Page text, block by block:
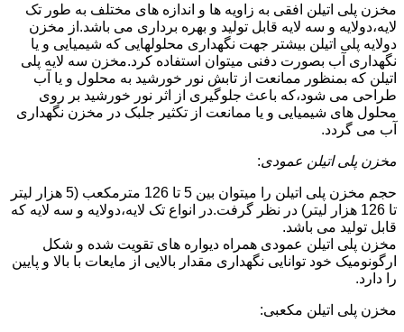
مخزن پلی اتیلن افقی به زاویه ها و اندازه های مختلف به طور تک
لایه،دولایه و سه لایه قابل تولید و بهره برداری می باشد.از مخزن
دولایه پلی اتیلن بیشتر جهت نگهداری محلولهایی که شیمیایی و یا
نگهداری آب بصورت دفنی میتوان استفاده کرد.مخزن سه لایه پلی
اتیلن که بمنظور ممانعت از تابش نور خورشید به محلول و یا آب
طراحی می شود،که باعث جلوگیری از اثر نور خورشید بر روی
محلول های شیمیایی و یا ممانعت از تکثیر جلبک در مخزن نگهداری
آب می گردد.
مخزن پلی اتیلن عمودی:
حجم مخزن پلی اتیلن را میتوان بین 5 تا 126 مترمکعب (5 هزار لیتر
تا 126 هزار لیتر) در نظر گرفت.در انواع تک لایه،دولایه و سه لایه که
قابل تولید می باشد.
مخزن پلی اتیلن عمودی همراه دیواره های تقویت شده و شکل
ارگونومیک خود توانایی نگهداری مقدار بالایی از مایعات با بالا و پایین
را دارد.
مخزن پلی اتیلن مکعبی: